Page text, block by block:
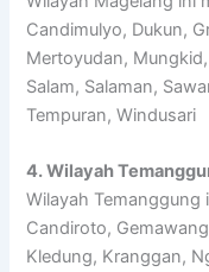
Candimulyo, Dukun,
Mertoyudan,
Salam, Salaman,
Tempuran, Windusari
4. Wilayah
Wilayah Temanggung
Candiroto,
Kledung, Kranggan,